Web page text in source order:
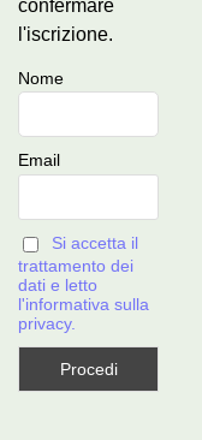
confermare
l'iscrizione.
Nome
Email
Si accetta il
trattamento dei
dati e letto
l'informativa sulla
privacy.